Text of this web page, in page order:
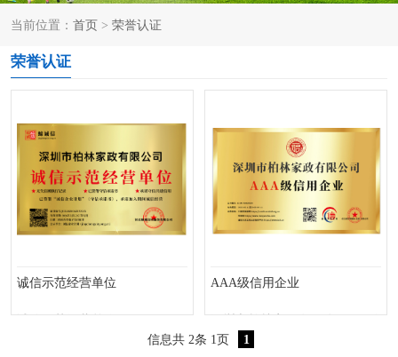
当前位置： 首页 > 荣誉认证
荣誉认证
诚信示范经营单位
诚信示范经营单位
AAA级信用企业
深圳市柏林家政有限公司AAA级信用企业
信息共 2条 1页
1